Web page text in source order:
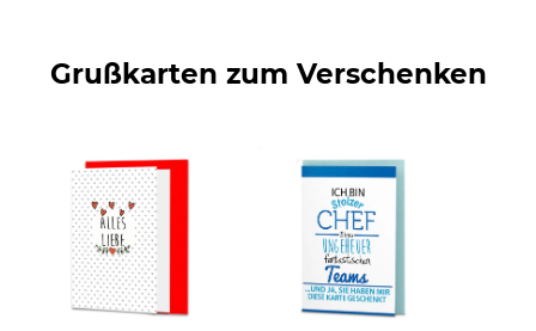
Grußkarten zum Verschenken